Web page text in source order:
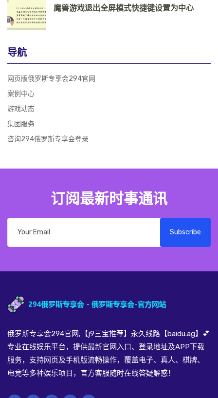
魔兽游戏退出全屏模式快捷键设置为中心
导航
网页版俄罗斯专享会294官网
案例中心
游戏动态
集团服务
咨询294俄罗斯专享会登录
订阅最新时事通讯
Subscribe
俄罗斯专享会294官网,【j9三宝推荐】永久线路【baidu.ag】💕
专业在线娱乐平台，提供最新官网入口、登录地址及APP下载
服务，支持网页及手机版流畅操作，覆盖电子、真人、棋牌、
电竞等多种娱乐项目，官方客服随时在线答疑解惑！